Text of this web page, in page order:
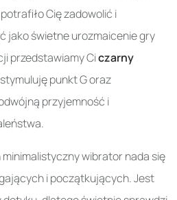
Cię zadowolić i
jako świetne urozmaicenie gry
przedstawiamy Ciczarny
punkt G oraz
przyjemność i
wibrator nada się
i początkujących. Jest